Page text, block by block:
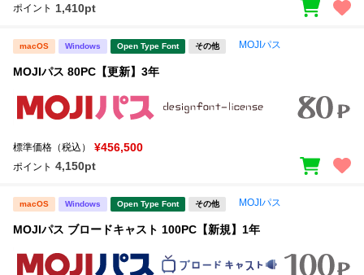
ポイント 1,410pt
macOS Windows Open Type Font その他 MOJIパス
MOJIパス 80PC【更新】3年
標準価格（税込） ¥456,500
ポイント 4,150pt
macOS Windows Open Type Font その他 MOJIパス
MOJIパス ブロードキャスト 100PC【新規】1年